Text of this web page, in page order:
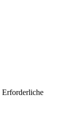
Erforderliche